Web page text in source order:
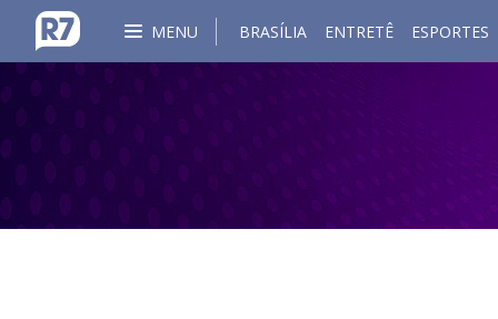
MENU BRASÍLIA ENTRETÊ ESPORTES